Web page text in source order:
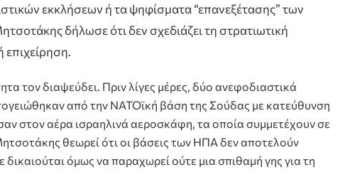
εκκλήσεων ή τα ψηφίσματα “επανεξέτασης” των
δήλωσε ότι δεν σχεδιάζει τη στρατιωτική
τον διαψεύδει. Πριν λίγες μέρες, δύο ανεφοδιαστικά
από την ΝΑΤΟϊκή βάση της Σούδας με κατεύθυνση
στον αέρα ισραηλινά αεροσκάφη, τα οποία συμμετέχουν σε
θεωρεί ότι οι βάσεις των ΗΠΑ δεν αποτελούν
δικαιούται όμως να παραχωρεί ούτε μια σπιθαμή γης για τη